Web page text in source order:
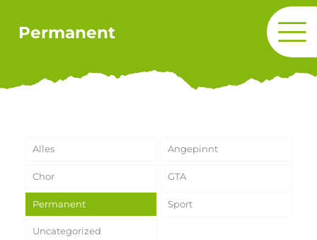
Permanent
Alles Angepinnt
Chor GTA
Permanent Sport
Uncategorized